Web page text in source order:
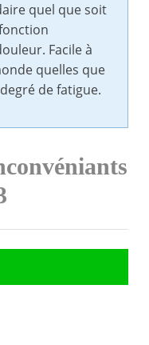
quel que soit
Facile à
quelles que
de fatigue.